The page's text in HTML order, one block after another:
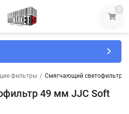
0
фильтры / Смягчающий светофильтр
49 мм JJC Soft